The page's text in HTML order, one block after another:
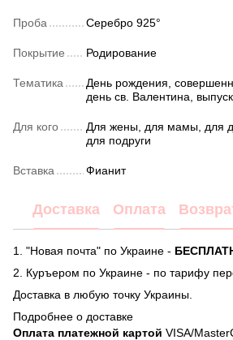
Проба Серебро 925°
Покрытие Родирование
Тематика
День рождения,
день св. Валентина,
Для кого
Для жены, для мамы, для
для подруги
Вставка Фианит
Доставка Оплата
1. "Новая почта" по Украине -
2. Куръером по Украине - по тарифу
Доставка в любую точку Украины.
Подробнее о доставке
Оплата платежной картой VISA/